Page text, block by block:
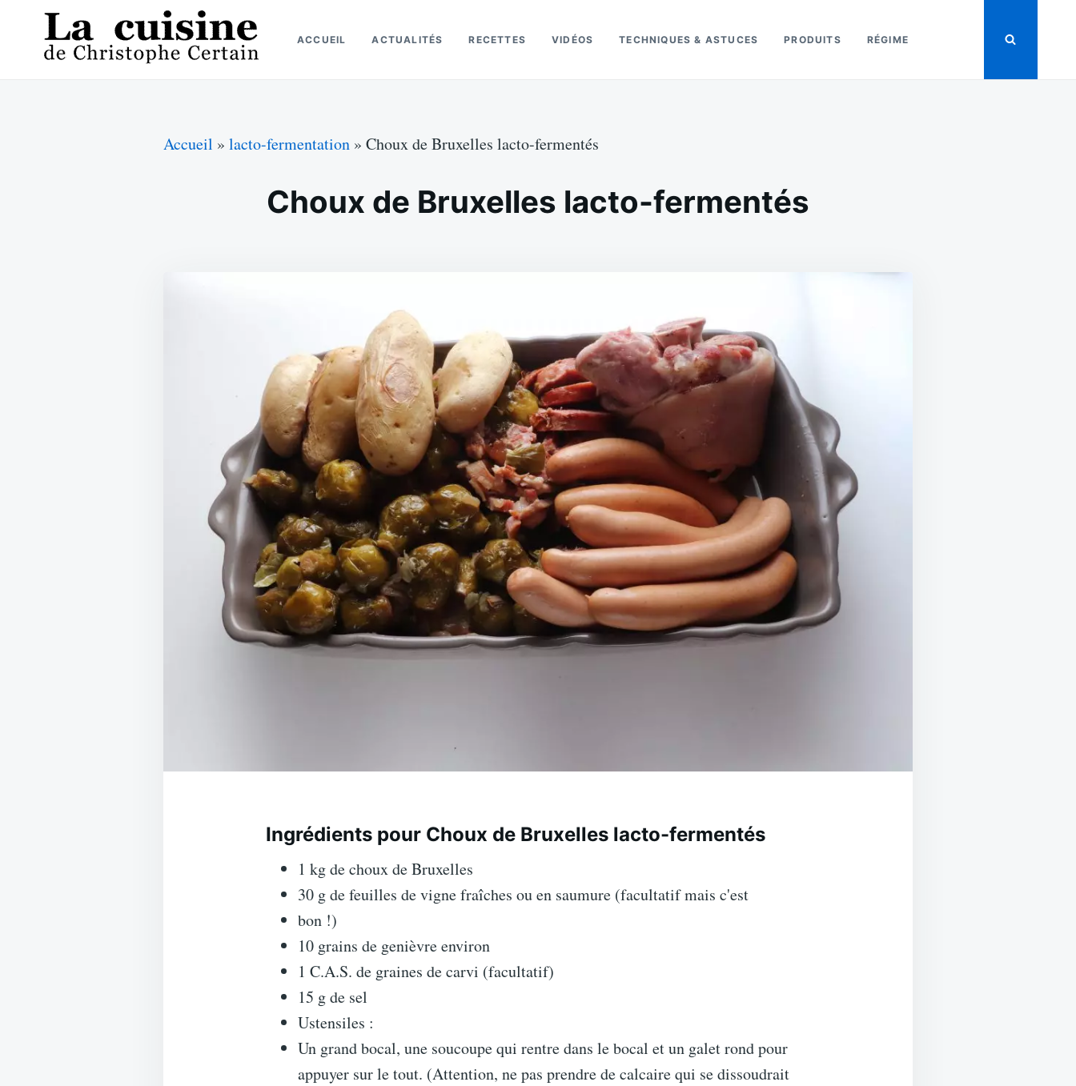
content
for:
ACCUEIL ACTUALITÉS RECETTES VIDÉOS TECHNIQUES & ASTUCES PRODUITS RÉGIME
Accueil » lacto-fermentation » Choux de Bruxelles lacto-fermentés
Choux de Bruxelles lacto-fermentés
Ingrédients pour Choux de Bruxelles lacto-fermentés
1 kg de choux de Bruxelles
30 g de feuilles de vigne fraîches ou en saumure (facultatif mais c'est
bon !)
10 grains de genièvre environ
1 C.A.S. de graines de carvi (facultatif)
15 g de sel
Ustensiles :
Un grand bocal, une soucoupe qui rentre dans le bocal et un galet rond pour
appuyer sur le tout. (Attention, ne pas prendre de calcaire qui se dissoudrait